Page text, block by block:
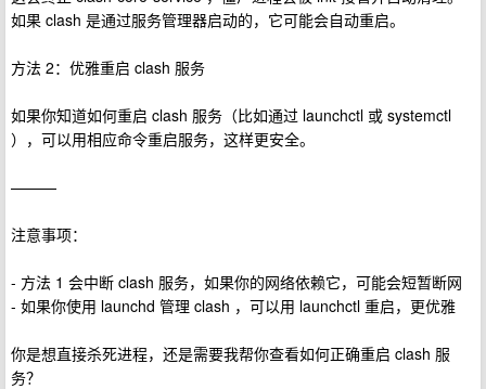
如果 clash 是通过服务管理器启动的，它可能会自动重启。
方法 2：优雅重启 clash 服务
如果你知道如何重启 clash 服务（比如通过 launchctl 或 systemctl
），可以用相应命令重启服务，这样更安全。
———
注意事项：
- 方法 1 会中断 clash 服务，如果你的网络依赖它，可能会短暂断网
- 如果你使用 launchd 管理 clash ，可以用 launchctl 重启，更优雅
你是想直接杀死进程，还是需要我帮你查看如何正确重启 clash 服
务？